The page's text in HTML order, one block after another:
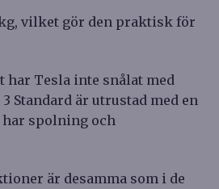
vilket gör den praktisk för
har Tesla inte snålat med
Standard är utrustad med en
spolning och
är desamma som i de